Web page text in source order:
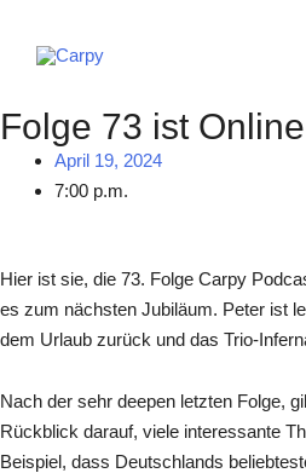
Inhalt
Folge 73 ist Online
April 19, 2024
7:00 p.m.
Hier ist sie, die 73. Folge Carpy
es zum nächsten Jubiläum. Peter ist
dem Urlaub zurück und das Trio-
Nach der sehr deepen letzten Folge,
Rückblick darauf, viele interessante
Beispiel, dass Deutschlands